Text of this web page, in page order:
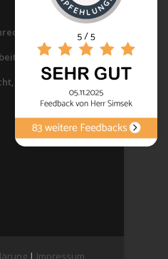
Datenschutz
| Impressum